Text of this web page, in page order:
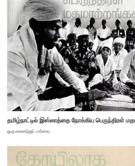
தமிழ்நாட்டில் இஸ்லாத்தை நோக்கிய பெருந்திரள்
ஒரு வரலாற்றுப் பார்வை